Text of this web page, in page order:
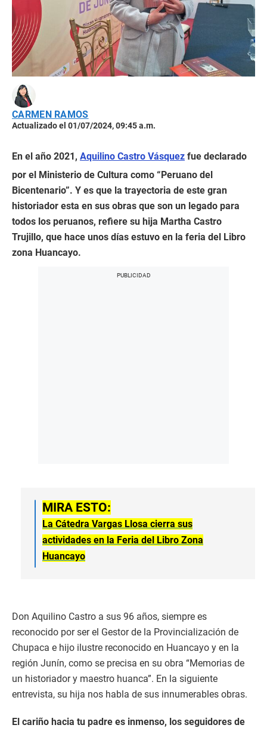
CARMEN RAMOS
Actualizado el 01/07/2024, 09:45 a.m.
En el año 2021, Aquilino Castro Vásquez fue declarado
por el Ministerio de Cultura como “Peruano del
Bicentenario”. Y es que la trayectoria de este gran
historiador esta en sus obras que son un legado para
todos los peruanos, refiere su hija Martha Castro
Trujillo, que hace unos días estuvo en la feria del Libro
zona Huancayo.
MIRA ESTO:
La Cátedra Vargas Llosa cierra sus
actividades en la Feria del Libro Zona
Huancayo
Don Aquilino Castro a sus 96 años, siempre es
reconocido por ser el Gestor de la Provincialización de
Chupaca e hijo ilustre reconocido en Huancayo y en la
región Junín, como se precisa en su obra “Memorias de
un historiador y maestro huanca”. En la siguiente
entrevista, su hija nos habla de sus innumerables obras.
El cariño hacia tu padre es inmenso, los seguidores de